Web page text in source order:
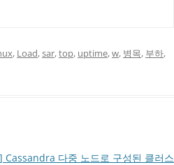
, Load,sar,top, uptime,w, 병목, 부하,
Cassandra 다중 노드로 구성된 클러스